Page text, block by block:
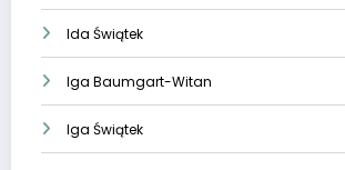
Ida Świątek
Iga Baumgart-Witan
Iga Świątek